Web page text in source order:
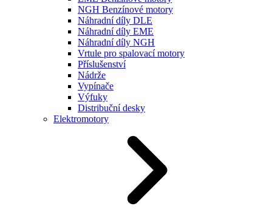
NGH Benzínové motory
Náhradní díly DLE
Náhradní díly EME
Náhradní díly NGH
Vrtule pro spalovací motory
Příslušenství
Nádrže
Vypínače
Výfuky
Distribuční desky
Elektromotory